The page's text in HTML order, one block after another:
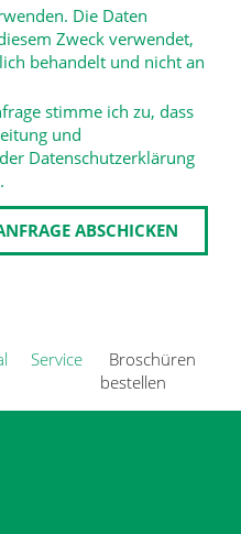
Die Daten
Zweck verwendet,
behandelt und nicht an
stimme ich zu, dass
und
Datenschutzerklärung
Service
Broschüren
bestellen